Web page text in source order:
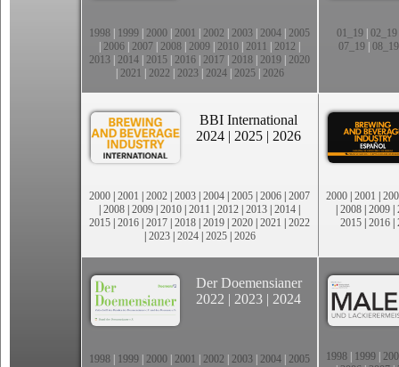
1998 1999 2000 2001 2002 2003 2004 2005
2006 2007 2008 2009 2010 2011 2012
2013 2014 2015 2016 2017 2018 2019 2020
2021 2022 2023| 2024| 2025| 2026
01_19| 02_19
07_19 08_19
BBI International
2024 | 2025 | 2026
2000 | 2001 | 2002 | 2003 | 2004 | 2005 | 2006 | 2007
| 2008 | 2009 | 2010 | 2011 | 2012 | 2013 | 2014 |
2015 | 2016 | 2017 | 2018 | 2019 | 2020 | 2021 | 2022
| 2023| 2024| 2025| 2026
2000 | 2001 |
| 2008 | 2009 |
2015 | 2016 |
Der Doemensianer
2022 | 2023 | 2024
1998 1999 2000 2001 2002 2003 2004 2005
1998 1999